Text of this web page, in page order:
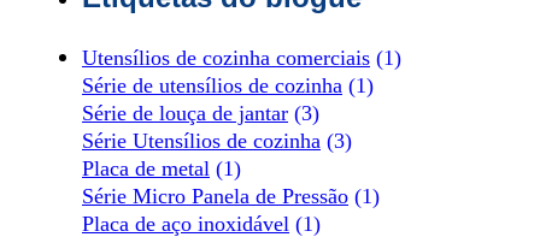
Utensílios de cozinha comerciais (1)
Série de utensílios de cozinha (1)
Série de louça de jantar (3)
Série Utensílios de cozinha (3)
Placa de metal (1)
Série Micro Panela de Pressão (1)
Placa de aço inoxidável (1)